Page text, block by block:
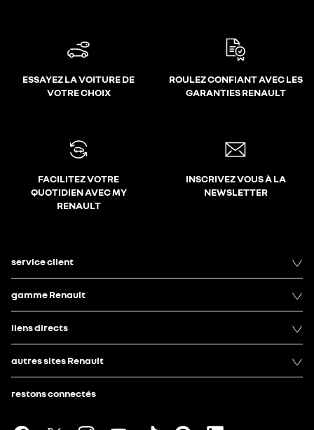
ESSAYEZ LA VOITURE DE
VOTRE CHOIX
ROULEZ CONFIANT AVEC LES
GARANTIES RENAULT
FACILITEZ VOTRE
QUOTIDIEN AVEC MY
RENAULT
INSCRIVEZ VOUS À LA
NEWSLETTER
service client
gamme Renault
liens directs
autres sites Renault
restons connectés